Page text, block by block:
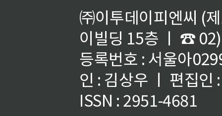
㈜이투데이피엔씨 (
이빌딩 15층 ㅣ ☎
등록번호 : 서울아
인 : 김상우 ㅣ 편집인
ISSN : 2951-4681